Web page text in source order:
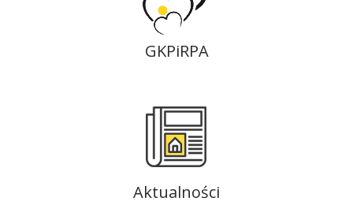
GKPiRPA
Aktualności